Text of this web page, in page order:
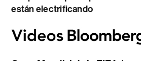
están electrificando